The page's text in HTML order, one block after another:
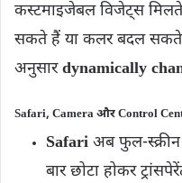
कस्टमाइजेबल विजेट्स
सकते हैं या कलर बदल
अनुसारdynamically
Safari, Camera और Control
Safari अब फुल-स्क्रीन
बार छोटा होकर